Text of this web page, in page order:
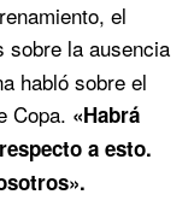
el
sobre la ausencia
habló sobre el
Copa. «Habrá
a esto.